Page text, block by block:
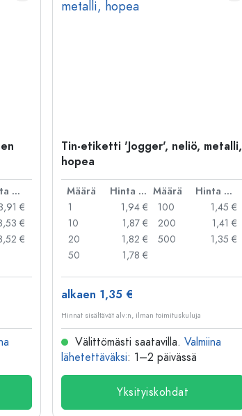
Hinta per kpl
€
€
€
Tin-etiketti 'Jogger', neliö, metalli,
hopea
Määrä Hinta per kpl Määrä
Hinta per kpl
1
1,94 €
10
1,87 €
20
1,82 €
50
1,78 €
100
1,45 €
200
1,41 €
500
1,35 €
alkaen 1,35 €
Hinnat sisältävät alv:n, ilman toimituskuluja
Välittömästi saatavilla. Valmiina
lähetettäväksi: 1–2 päivässä
Yksityiskohdat